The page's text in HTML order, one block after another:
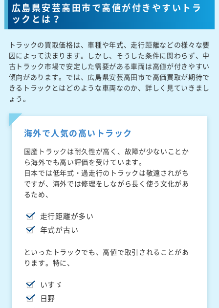
広島県安芸高田市で高値が付きやすいトラ
ックとは？
トラックの買取価格は、車種や年式、走行距離などの様々な要
因によって決まります。しかし、そうした条件に関わらず、中
古トラック市場で安定した需要がある車両は高値が付きやすい
傾向があります。では、広島県安芸高田市で高価買取が期待で
きるトラックとはどのような車両なのか、詳しく見ていきまし
ょう。
海外で人気の高いトラック
国産トラックは耐久性が高く、故障が少ないことか
ら海外でも高い評価を受けています。
日本では低年式・過走行のトラックは敬遠されがち
ですが、海外では修理をしながら長く使う文化があ
るため、
走行距離が多い
年式が古い
といったトラックでも、高値で取引されることがあ
ります。特に、
いすゞ
日野